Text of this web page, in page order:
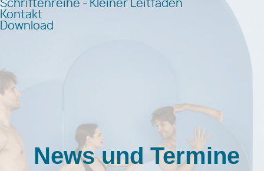
Schriftenreihe - Kleiner Leitfaden
Kontakt
Download
News und Termine